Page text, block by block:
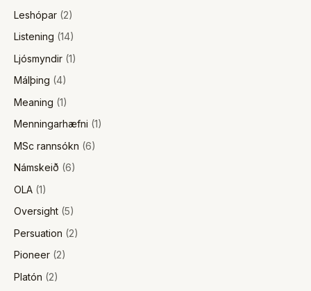
Leshópar (2)
Listening (14)
Ljósmyndir (1)
Málþing (4)
Meaning (1)
Menningarhæfni (1)
MSc rannsókn (6)
Námskeið (6)
OLA (1)
Oversight (5)
Persuation (2)
Pioneer (2)
Platón (2)